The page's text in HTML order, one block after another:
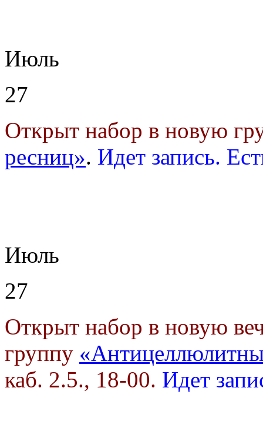
Июль
27
Открыт набор в новую
ресниц». Идет запись.
Июль
27
Открыт набор в новую
группу
каб. 2.5., 18-00. Идет